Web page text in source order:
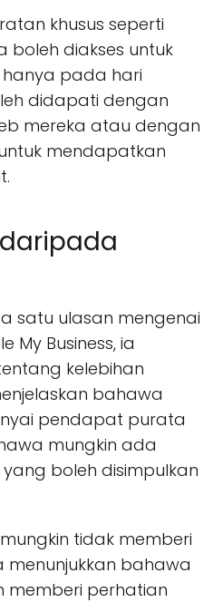
khusus seperti
boleh diakses untuk
pada hari
didapati dengan
mereka atau dengan
mendapatkan
satu ulasan mengenai
My Business, ia
kelebihan
bahawa
pendapat purata
mungkin ada
boleh disimpulkan
tidak memberi
menunjukkan bahawa
memberi perhatian